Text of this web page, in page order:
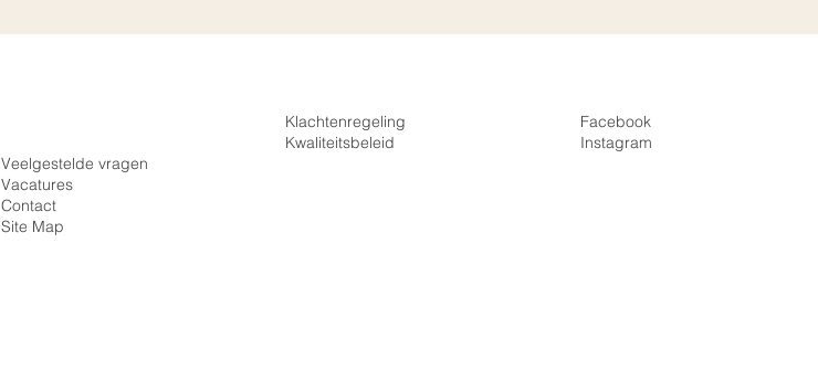
Veelgestelde vragen
Vacatures
Contact
Site Map
Klachtenregeling
Kwaliteitsbeleid
Facebook
Instagram